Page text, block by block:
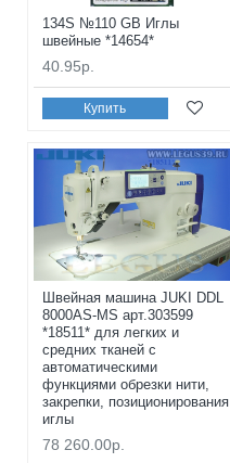
134S №110 GB Иглы
швейные *14654*
40.95р.
Купить
Швейная машина JUKI DDL
8000AS-MS арт.303599
*18511* для легких и
средних тканей с
автоматическими
функциями обрезки нити,
закрепки, позиционирования
иглы
78 260.00р.